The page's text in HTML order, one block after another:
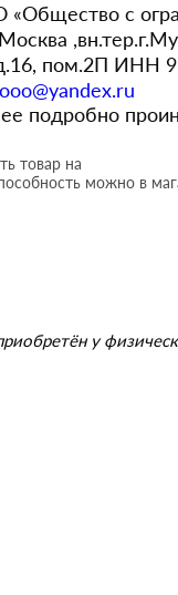
с
пом.2П ИНН
подробно
товар на
можно в
у